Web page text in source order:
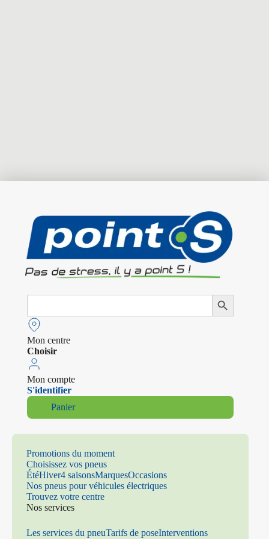
Search
Search Button
Mon centre
Choisir
Mon compte
S'identifier
Panier
Promotions du moment
Choisissez vos pneus
ÉtéHiver4 saisonsMarquesOccasions
Nos pneus pour véhicules électriques
Trouvez votre centre
Nos services
Les services du pneuTarifs de poseInterventions